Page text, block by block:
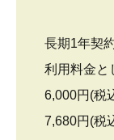
長期1年契
利用料金と
6,000円(税
7,680円(税